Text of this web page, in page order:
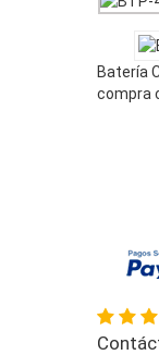
Batería
compra